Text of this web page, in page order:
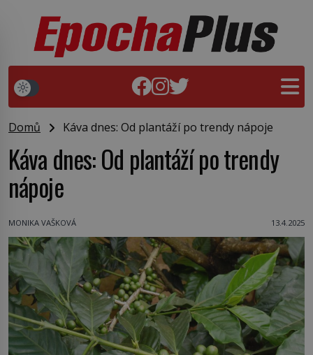
Domů Káva dnes: Od plantáží po trendy nápoje
Káva dnes: Od plantáží po trendy
nápoje
MONIKA VAŠKOVÁ 13.4.2025